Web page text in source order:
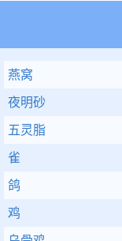
燕窝
夜明砂
五灵脂
雀
鸽
鸡